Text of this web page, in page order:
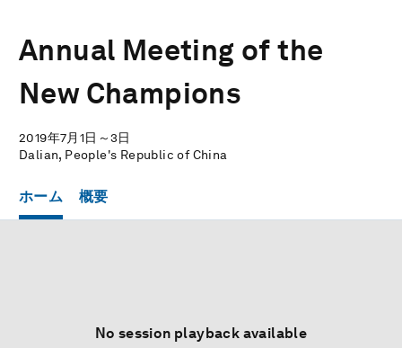
Annual Meeting of the
New Champions
2019年7月1日～3日
Dalian, People's Republic of China
ホーム 概要
No session playback available